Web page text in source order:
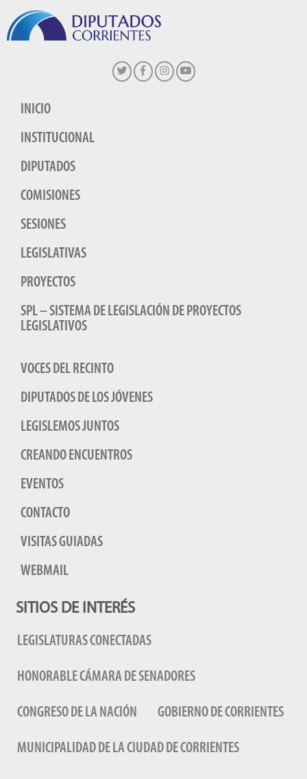
INICIO
INSTITUCIONAL
DIPUTADOS
COMISIONES
SESIONES
LEGISLATIVAS
PROYECTOS
SPL – SISTEMA DE LEGISLACIÓN DE PROYECTOS
LEGISLATIVOS
VOCES DEL RECINTO
DIPUTADOS DE LOS JÓVENES
LEGISLEMOS JUNTOS
CREANDO ENCUENTROS
EVENTOS
CONTACTO
VISITAS GUIADAS
WEBMAIL
SITIOS DE INTERÉS
LEGISLATURAS CONECTADAS
HONORABLE CÁMARA DE SENADORES
CONGRESO DE LA NACIÓN GOBIERNO DE CORRIENTES
MUNICIPALIDAD DE LA CIUDAD DE CORRIENTES